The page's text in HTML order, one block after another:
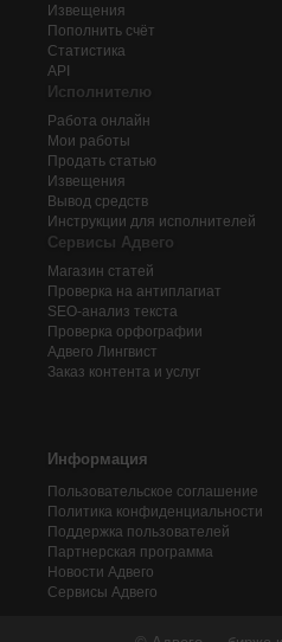
Извещения
Пополнить счёт
Статистика
API
Исполнителю
Работа онлайн
Мои работы
Продать статью
Извещения
Вывод средств
Инструкции для исполнителей
Сервисы Адвего
Магазин статей
Проверка на антиплагиат
SEO-анализ текста
Проверка орфографии
Адвего Лингвист
Заказ контента и услуг
Информация
Пользовательское соглашение
Политика конфиденциальности
Поддержка пользователей
Партнерская программа
Новости Адвего
Сервисы Адвего